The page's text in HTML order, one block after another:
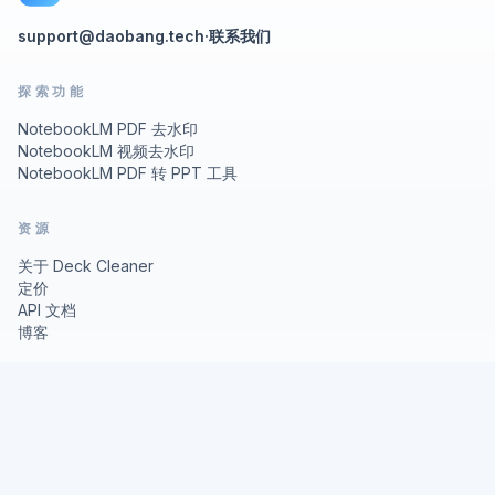
support@daobang.tech·联系我们
探索功能
NotebookLM PDF 去水印
NotebookLM 视频去水印
NotebookLM PDF 转 PPT 工具
资源
关于 Deck Cleaner
定价
API 文档
博客